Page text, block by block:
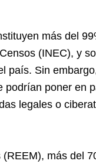
más del
(INEC), y
país. Sin
podrían poner en
legales o
más del